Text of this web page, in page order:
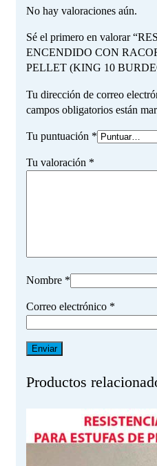
No hay valoraciones aún.
Sé el primero en valorar
ENCENDIDO CON
PELLET (KING 10
Tu dirección de correo
campos obligatorios están
Tu puntuación *
Tu valoración *
Nombre *
Correo electrónico *
Productos